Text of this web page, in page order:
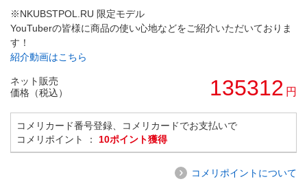
※NKUBSTPOL.RU 限定モデル
YouTuberの皆様に商品の使い心地などをご紹介いただいておりま
す！
紹介動画はこちら
ネット販売
価格（税込）
135312 円
コメリカード番号登録、コメリカードでお支払いで
コメリポイント ： 10ポイント獲得
コメリポイントについて